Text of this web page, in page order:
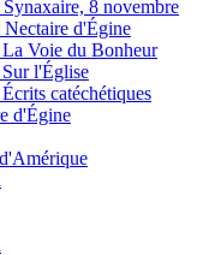
8 novembre
Nectaire d'Égine
Voie du Bonheur
l'Église
catéchétiques
d'Égine